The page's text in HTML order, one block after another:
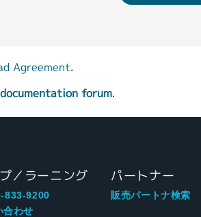
Agreement.
forum.
／ラーニング
833-9200
合わせ
パートナー
販売パートナ検索